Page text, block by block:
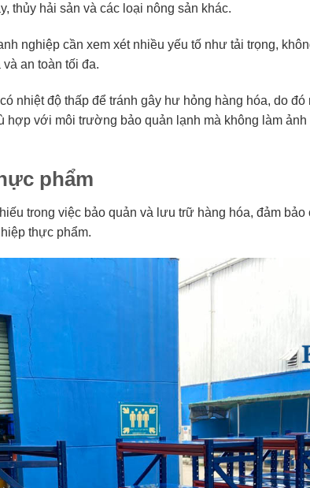
thủy hải sản và các loại nông sản khác.
nghiệp cần xem xét nhiều yếu tố như tải trọng,
an toàn tối đa.
nhiệt độ thấp để tránh gây hư hỏng hàng hóa, do
hợp với môi trường bảo quản lạnh mà không làm
phẩm
trong việc bảo quản và lưu trữ hàng hóa, đảm
thực phẩm.